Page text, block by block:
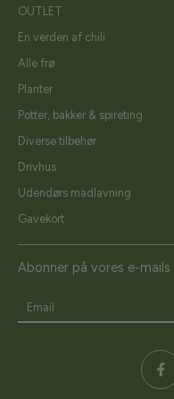
OUTLET
En verden af chili
Alle frø
Planter
Potter, bakker & spireting
Diverse tilbehør
Drivhus
Udendørs madlavning
Gavekort
Abonner på vores e-mails
Email